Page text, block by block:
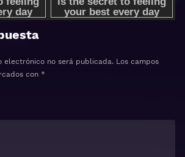
electrónico no será publicada. Los campos
con *